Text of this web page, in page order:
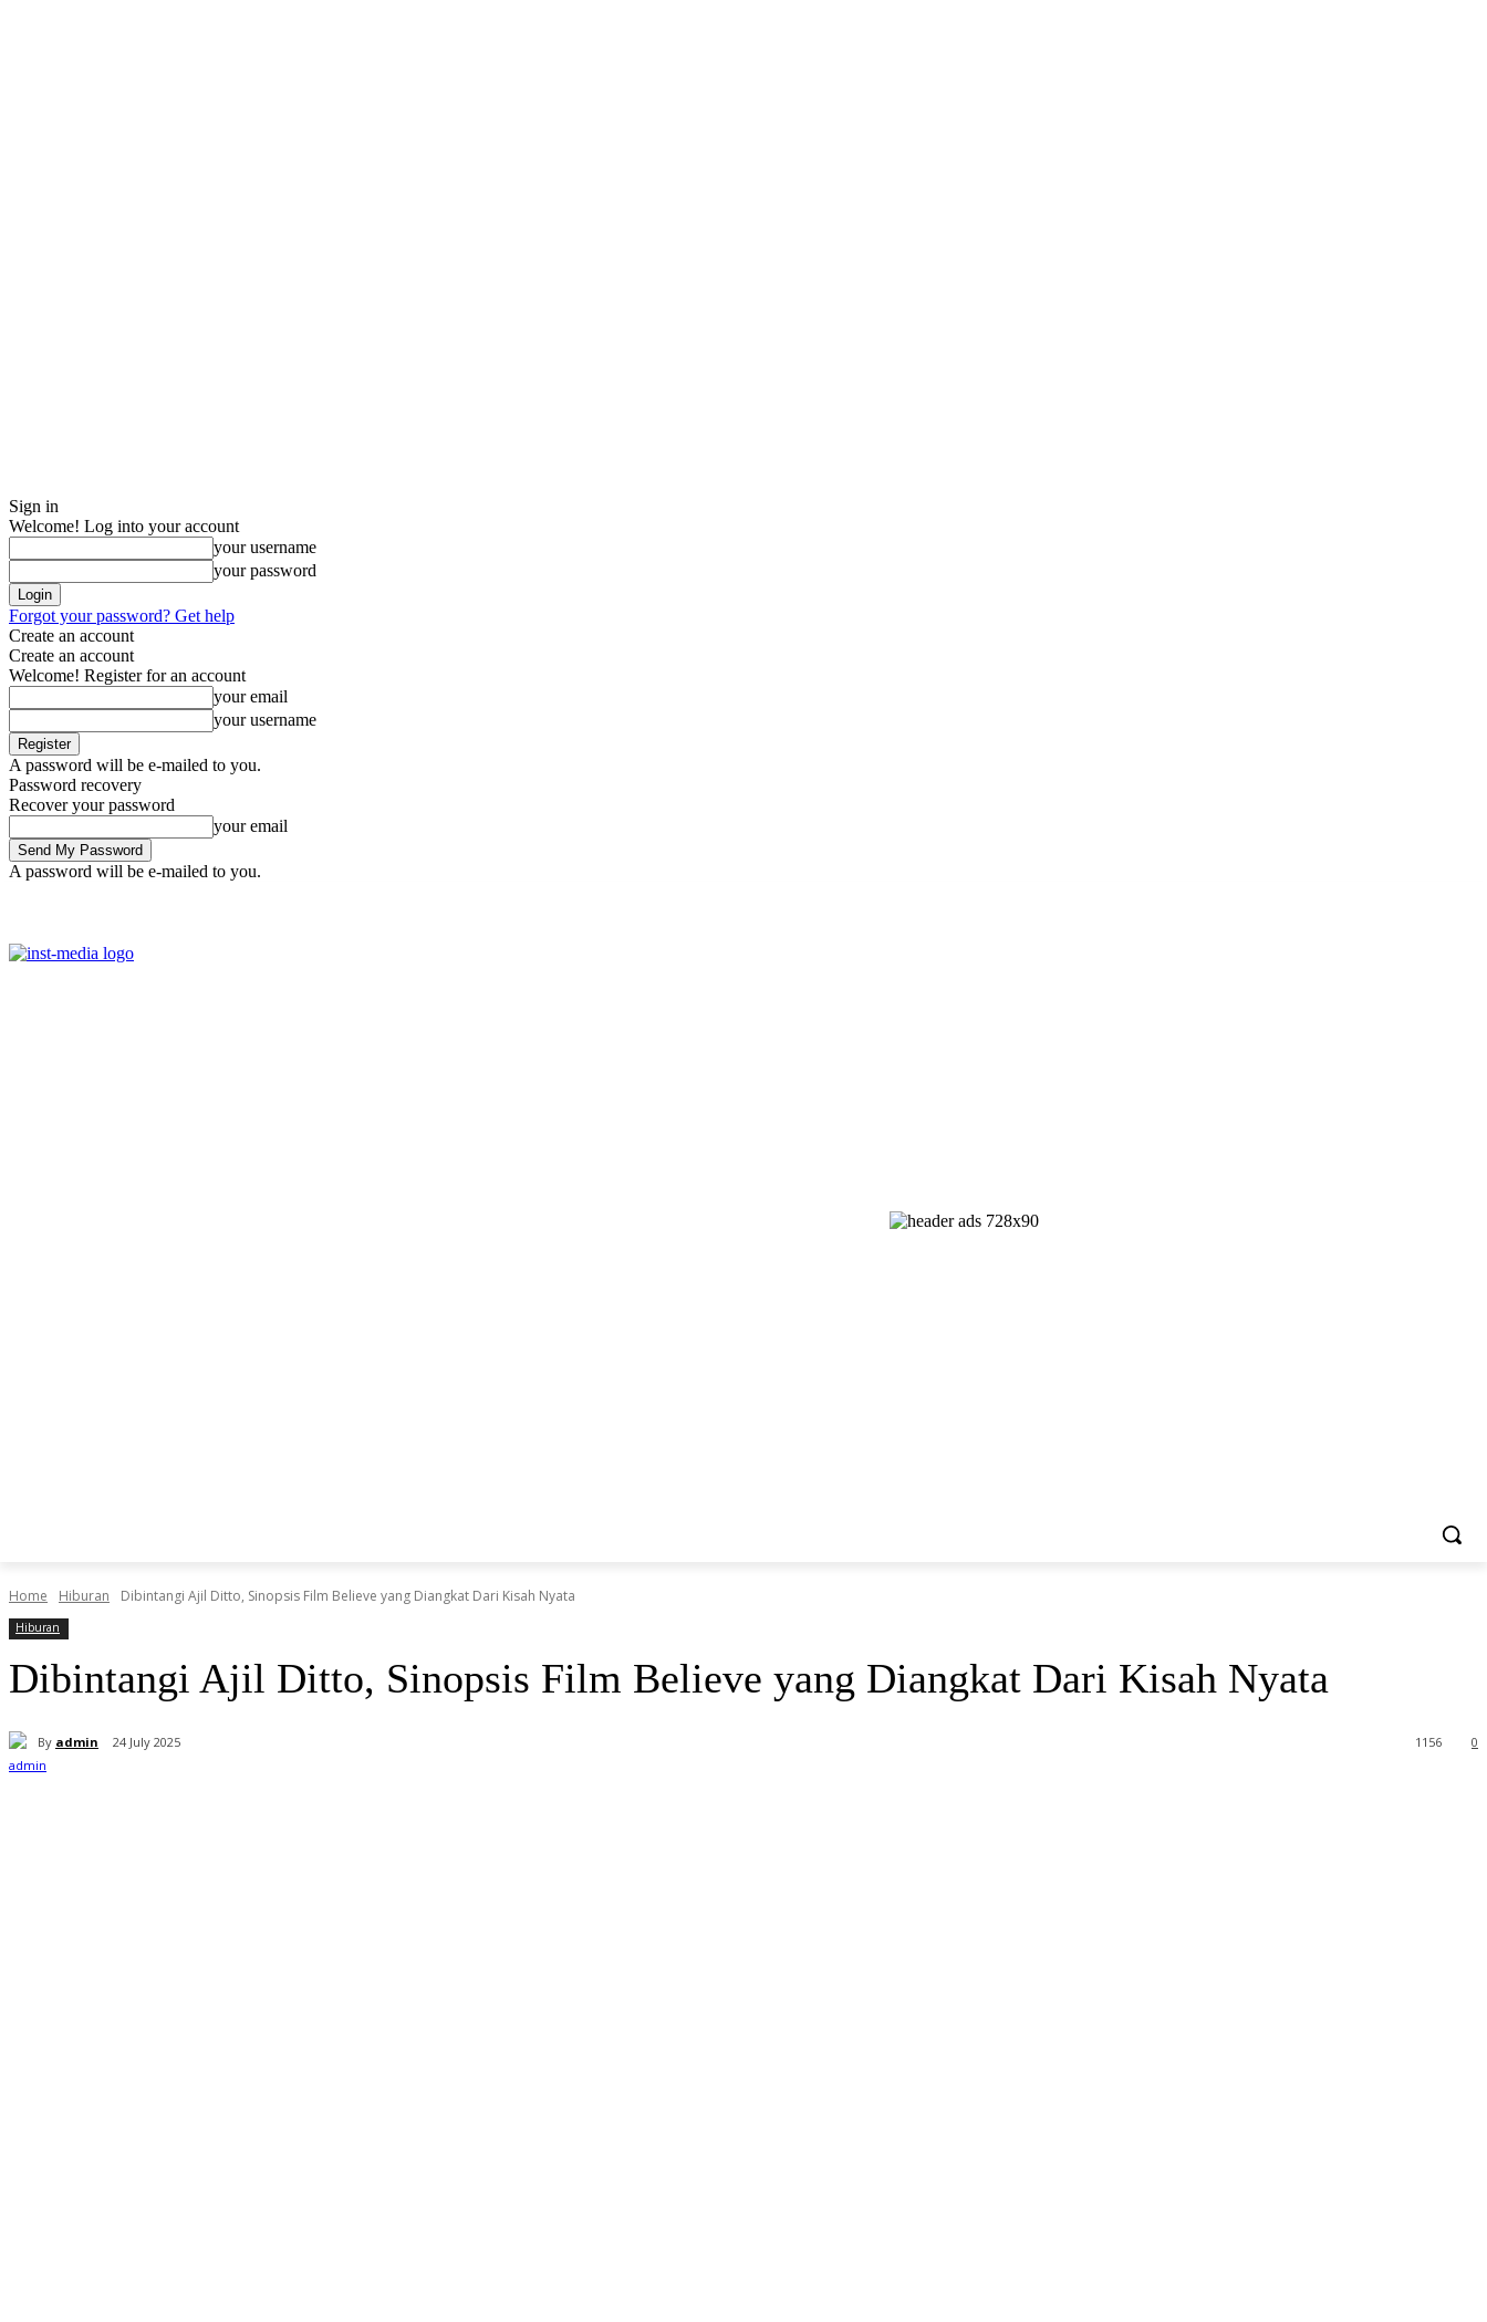
Sign in
Welcome! Log into your account
your username
your password
Forgot your password? Get help
Create an account
Create an account
Welcome! Register for an account
your email
your username
A password will be e-mailed to you.
Password recovery
Recover your password
your email
A password will be e-mailed to you.
Home Hiburan Dibintangi Ajil Ditto, Sinopsis Film Believe yang Diangkat Dari Kisah Nyata
Hiburan
Dibintangi Ajil Ditto, Sinopsis Film Believe yang Diangkat Dari Kisah Nyata
By admin 24 July 2025 0
1156